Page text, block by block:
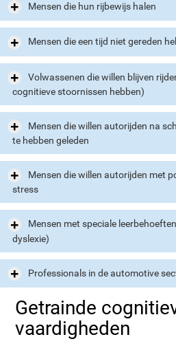
Mensen die hun rijbewijs halen
Mensen die een tijd niet gereden
Volwassenen die willen blijven
cognitieve stoornissen hebben)
Mensen die willen autorijden na
te hebben geleden
Mensen die willen autorijden met
stress
Mensen met speciale
dyslexie)
Professionals in de automotive
Getrainde
vaardigheden